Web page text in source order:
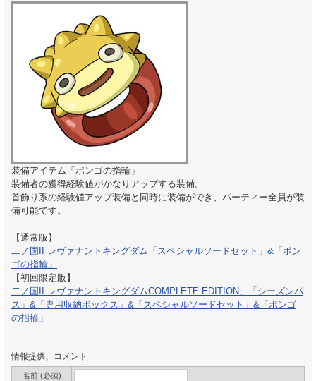
装備アイテム「ポンゴの指輪」
装備者の獲得経験値がかなりアップする装備。
首飾り系の経験値アップ装備と同時に装備ができ、パーティー全員が装
備可能です。
【通常版】
二ノ国II レヴァナントキングダム「スペシャルソードセット」&「ポン
ゴの指輪」
【初回限定版】
二ノ国II レヴァナントキングダムCOMPLETE EDITION、「シーズンパ
ス」&「専用収納ボックス」&「スペシャルソードセット」&「ポンゴ
の指輪」
情報提供、コメント
名前 (必須)